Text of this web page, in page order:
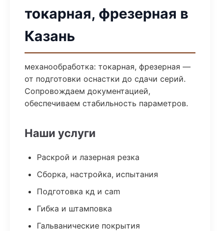
токарная, фрезерная в
Казань
механообработка: токарная, фрезерная —
от подготовки оснастки до сдачи серий.
Сопровождаем документацией,
обеспечиваем стабильность параметров.
Наши услуги
Раскрой и лазерная резка
Сборка, настройка, испытания
Подготовка кд и cam
Гибка и штамповка
Гальванические покрытия